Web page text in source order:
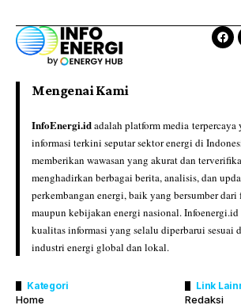
Mengenai Kami
InfoEnergi.idadalah platform media
informasi terkini seputar sektor energi di
memberikan wawasan yang akurat dan
menghadirkan berbagai berita, analisis, dan
perkembangan energi, baik yang bersumber
maupun kebijakan energi nasional. Infoenergi.id
kualitas informasi yang selalu diperbarui sesuai
industri energi global dan lokal.
Kategori
Home
Link
Redaksi